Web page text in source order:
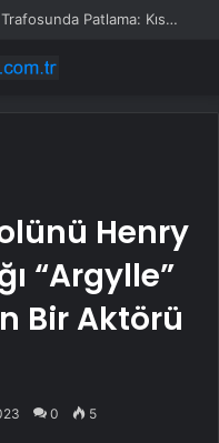
Karamanlı Mahallesi’nde Elektrik Trafosunda Patlama: Kısa Süreli Panik ve Elektrik Kesintisi
Henry
“Argylle”
Bir Aktörü
0 5